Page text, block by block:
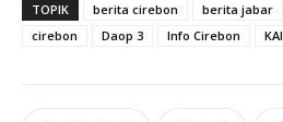
TOPIK berita cirebon berita jabar
cirebon
Daop 3 Info Cirebon KAI